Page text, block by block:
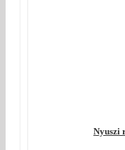
Nyuszi